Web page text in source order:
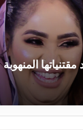
المنهوبة